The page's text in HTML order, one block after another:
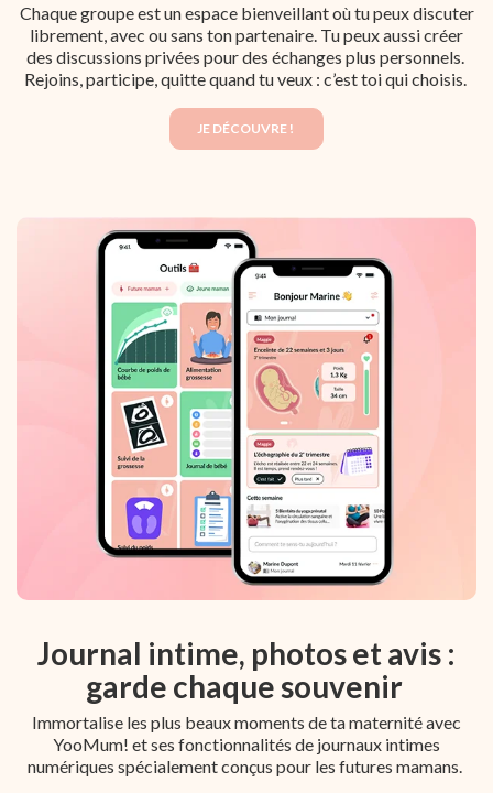
Chaque groupe est un espace bienveillant où tu peux discuter
librement, avec ou sans ton partenaire. Tu peux aussi créer
des discussions privées pour des échanges plus personnels.
Rejoins, participe, quitte quand tu veux : c’est toi qui choisis.
JE DÉCOUVRE !
Journal intime, photos et avis :
garde chaque souvenir
Immortalise les plus beaux moments de ta maternité avec
YooMum! et ses fonctionnalités de journaux intimes
numériques spécialement conçus pour les futures mamans.